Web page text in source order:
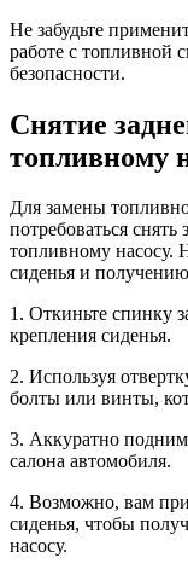
Не забудьте
работе с топливной
безопасности.
Снятие
топливному
Для замены
потребоваться
топливному насосу.
сиденья и
1. Откиньте спинку
крепления сиденья.
2. Используя
болты или винты,
3. Аккуратно
салона автомобиля.
4. Возможно, вам
сиденья, чтобы
насосу.